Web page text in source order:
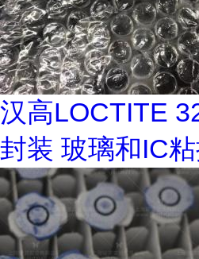
汉高LOCTITE
封装 玻璃和IC